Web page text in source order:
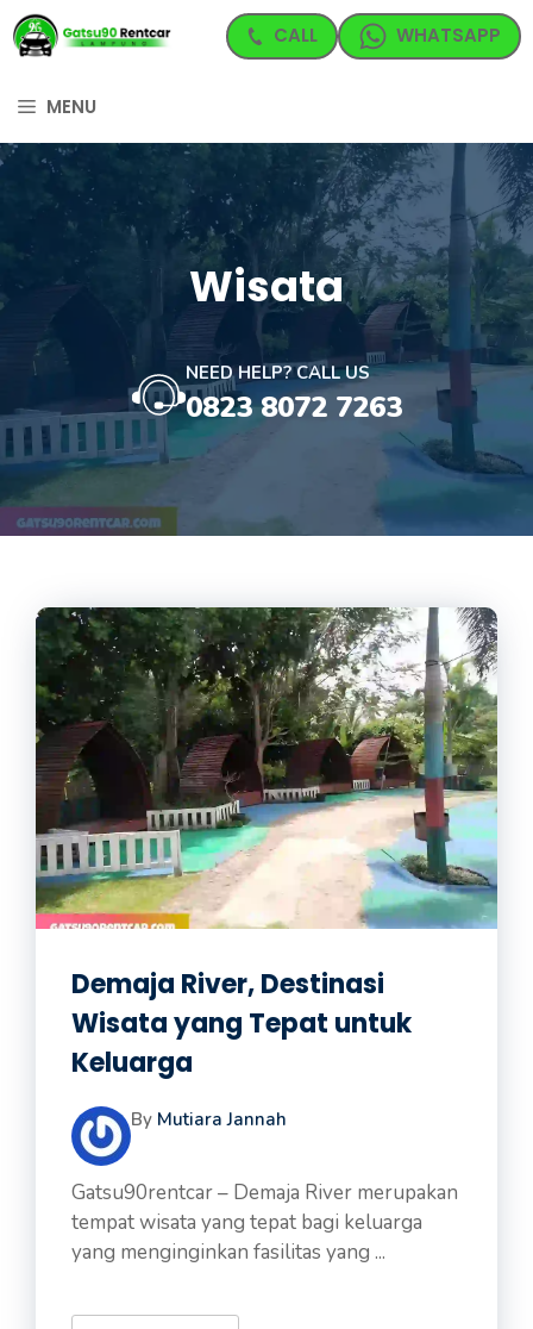
Langsung
ke
MENU
CALL WHATSAPP
Wisata
NEED HELP? CALL US
0823 8072 7263
Demaja River, Destinasi
Wisata yang Tepat untuk
Keluarga
By Mutiara Jannah
Gatsu90rentcar – Demaja River merupakan
tempat wisata yang tepat bagi keluarga
yang menginginkan fasilitas yang ...